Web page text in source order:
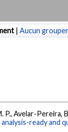
| Aucun
Avelar-Pereira,
analysis-ready and